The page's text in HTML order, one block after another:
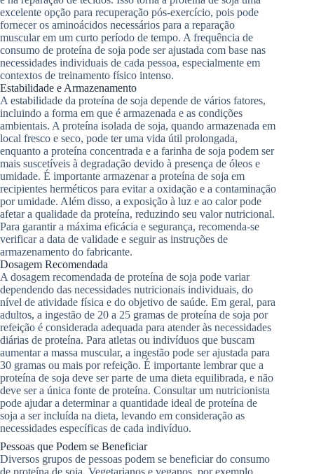
excelente opção para recuperação pós-exercício, pois pode
fornecer os aminoácidos necessários para a reparação
muscular em um curto período de tempo. A frequência de
consumo de proteína de soja pode ser ajustada com base nas
necessidades individuais de cada pessoa, especialmente em
contextos de treinamento físico intenso.
Estabilidade e Armazenamento
A estabilidade da proteína de soja depende de vários fatores,
incluindo a forma em que é armazenada e as condições
ambientais. A proteína isolada de soja, quando armazenada em
local fresco e seco, pode ter uma vida útil prolongada,
enquanto a proteína concentrada e a farinha de soja podem ser
mais suscetíveis à degradação devido à presença de óleos e
umidade. É importante armazenar a proteína de soja em
recipientes herméticos para evitar a oxidação e a contaminação
por umidade. Além disso, a exposição à luz e ao calor pode
afetar a qualidade da proteína, reduzindo seu valor nutricional.
Para garantir a máxima eficácia e segurança, recomenda-se
verificar a data de validade e seguir as instruções de
armazenamento do fabricante.
Dosagem Recomendada
A dosagem recomendada de proteína de soja pode variar
dependendo das necessidades nutricionais individuais, do
nível de atividade física e do objetivo de saúde. Em geral, para
adultos, a ingestão de 20 a 25 gramas de proteína de soja por
refeição é considerada adequada para atender às necessidades
diárias de proteína. Para atletas ou indivíduos que buscam
aumentar a massa muscular, a ingestão pode ser ajustada para
30 gramas ou mais por refeição. É importante lembrar que a
proteína de soja deve ser parte de uma dieta equilibrada, e não
deve ser a única fonte de proteína. Consultar um nutricionista
pode ajudar a determinar a quantidade ideal de proteína de
soja a ser incluída na dieta, levando em consideração as
necessidades específicas de cada indivíduo.
Pessoas que Podem se Beneficiar
Diversos grupos de pessoas podem se beneficiar do consumo